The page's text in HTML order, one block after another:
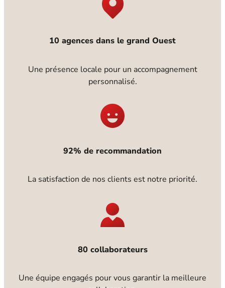
10 agences dans le grand Ouest
Une présence locale pour un accompagnement
personnalisé.
92% de recommandation
La satisfaction de nos clients est notre priorité.
80 collaborateurs
Une équipe engagés pour vous garantir la meilleure